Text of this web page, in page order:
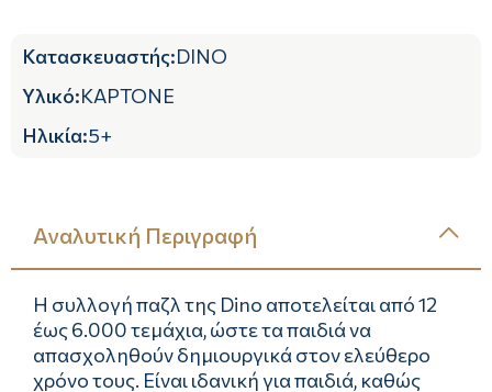
Κατασκευαστής:DINO
Υλικό:ΚΑΡΤΟΝΕ
Ηλικία:5+
Αναλυτική Περιγραφή
Η συλλογή παζλ της Dino αποτελείται από 12
έως 6.000 τεμάχια, ώστε τα παιδιά να
απασχοληθούν δημιουργικά στον ελεύθερο
χρόνο τους. Είναι ιδανική για παιδιά, καθώς